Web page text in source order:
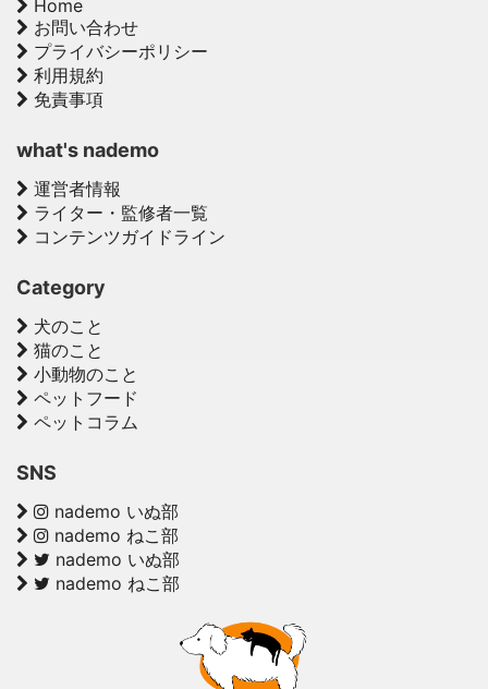
Home
お問い合わせ
プライバシーポリシー
利用規約
免責事項
what's nademo
運営者情報
ライター・監修者一覧
コンテンツガイドライン
Category
犬のこと
猫のこと
小動物のこと
ペットフード
ペットコラム
SNS
nademo いぬ部
nademo ねこ部
nademo いぬ部
nademo ねこ部